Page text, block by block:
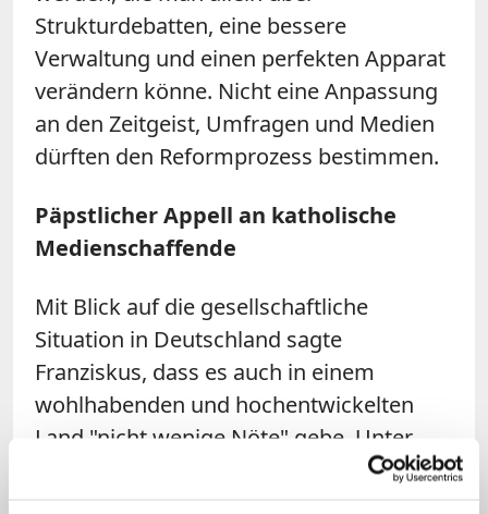
Strukturdebatten, eine bessere
Verwaltung und einen perfekten Apparat
verändern könne. Nicht eine Anpassung
an den Zeitgeist, Umfragen und Medien
dürften den Reformprozess bestimmen.
Päpstlicher Appell an katholische
Medienschaffende
Mit Blick auf die gesellschaftliche
Situation in Deutschland sagte
Franziskus, dass es auch in einem
wohlhabenden und hochentwickelten
Land "nicht wenige Nöte" gebe. Unter